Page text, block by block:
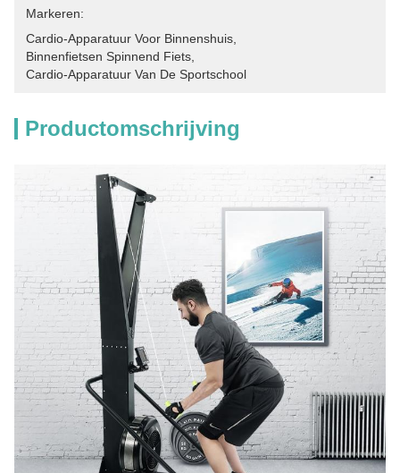
Markeren:
Cardio-Apparatuur Voor Binnenshuis
Binnenfietsen Spinnend Fiets
Cardio-Apparatuur Van De Sportschool
Productomschrijving